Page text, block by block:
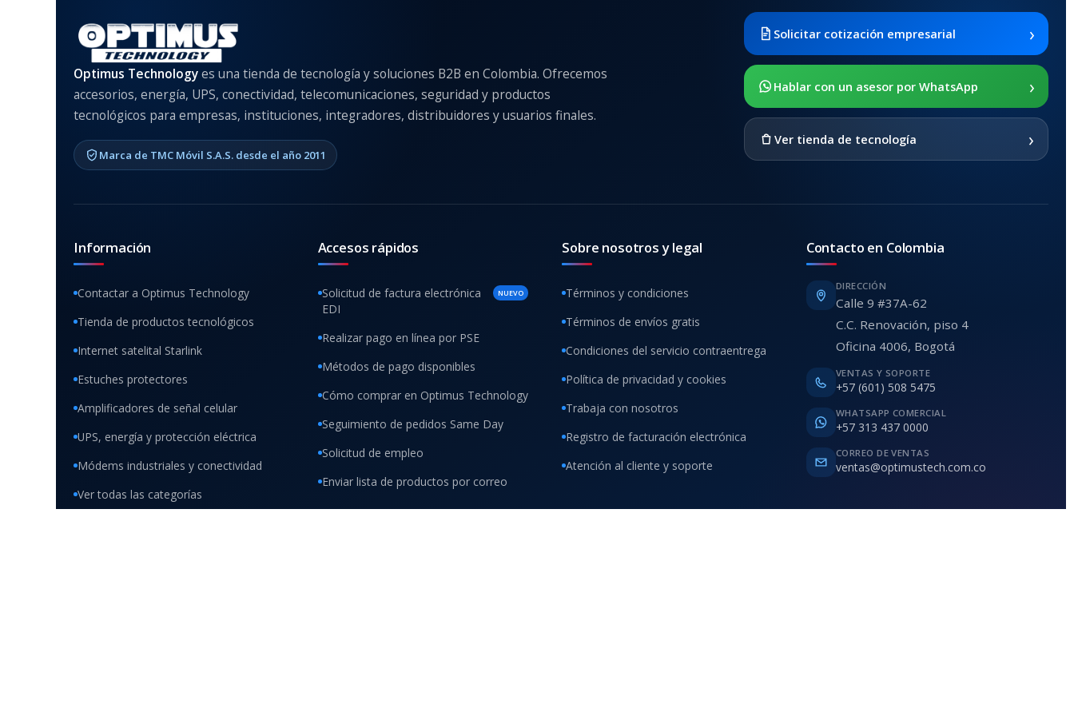
Optimus Technologyes una tienda de tecnología y soluciones B2B en Colombia. Ofrecemos
accesorios, energía, UPS, conectividad, telecomunicaciones, seguridad y productos
tecnológicos para empresas, instituciones, integradores, distribuidores y usuarios finales.
Marca de TMC Móvil S.A.S. desde el año 2011
Solicitar cotización empresarial ›
Hablar con un asesor por WhatsApp ›
Ver tienda de tecnología ›
Información
Contactar a Optimus Technology
Tienda de productos tecnológicos
Internet satelital Starlink
Estuches protectores
Amplificadores de señal celular
UPS, energía y protección eléctrica
Módems industriales y conectividad
Ver todas las categorías
Accesos rápidos
Solicitud de factura electrónica
EDI
NUEVO
Realizar pago en línea por PSE
Métodos de pago disponibles
Cómo comprar en Optimus Technology
Seguimiento de pedidos Same Day
Solicitud de empleo
Enviar lista de productos por correo
Sobre nosotros y legal
Términos y condiciones
Términos de envíos gratis
Condiciones del servicio contraentrega
Política de privacidad y cookies
Trabaja con nosotros
Registro de facturación electrónica
Atención al cliente y soporte
Contacto en Colombia
DIRECCIÓN
Calle 9 #37A-62
C.C. Renovación, piso 4
Oficina 4006, Bogotá
VENTAS Y SOPORTE
+57 (601) 508 5475
WHATSAPP COMERCIAL
+57 313 437 0000
CORREO DE VENTAS
ventas@optimustech.com.co